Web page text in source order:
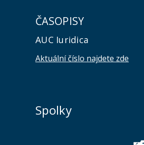
ČASOPISY
AUC Iuridica
Aktuální číslo najdete zde
Spolky